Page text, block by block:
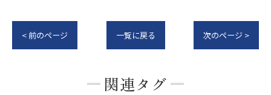
< 前のページ 一覧に戻る 次のページ >
関連タグ